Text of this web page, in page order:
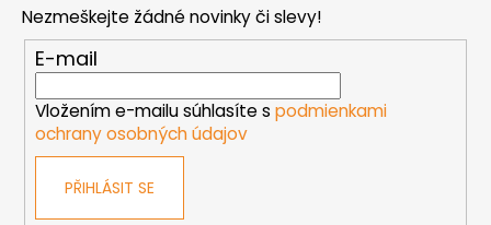
Nezmeškejte žádné novinky či slevy!
E-mail
Vložením e-mailu súhlasíte s podmienkami
ochrany osobných údajov
PŘIHLÁSIT SE